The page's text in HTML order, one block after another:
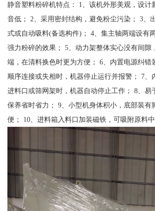
静音塑料粉碎机特点： 1、该机外形美观，设计
音低； 2、采用密封结构，避免粉尘污染； 3、
式或自动吸料(备选构件)； 4、集主轴两端设有
强力粉碎的效果； 5、动力架整体实心没有间隙
端，在清料换色时更为方便； 6、内置电源纠错
顺序连接或失相时，机器停止运行并报警； 7、
进料口或筛网架时，机器自动停止工作； 8、易
保养省时省力； 9、小型机身体积小，底部装有
便； 10、进料箱入料口加装磁铁，可吸附原料中